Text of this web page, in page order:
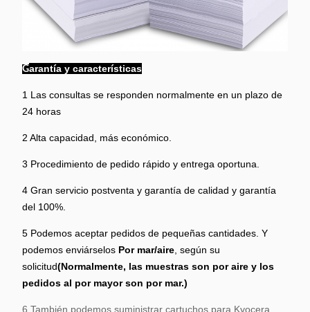
Garantía y características
1 Las consultas se responden normalmente en un plazo de
24 horas
2 Alta capacidad, más económico.
3 Procedimiento de pedido rápido y entrega oportuna.
4 Gran servicio postventa y garantía de calidad y garantía
del 100%.
5 Podemos aceptar pedidos de pequeñas cantidades. Y
podemos enviárselos Por mar/aire , según su
solicitud(Normalmente, las muestras son por aire y los
pedidos al por mayor son por mar.)
6 También podemos suministrar cartuchos para Kyocera,